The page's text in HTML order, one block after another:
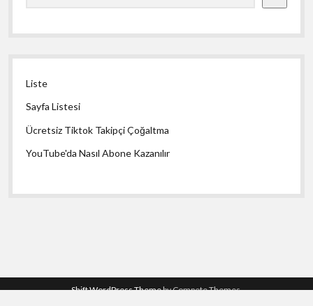
Liste
Sayfa Listesi
Ücretsiz Tiktok Takipçi Çoğaltma
YouTube'da Nasıl Abone Kazanılır
Shift WordPress Themeby Compete Themes.